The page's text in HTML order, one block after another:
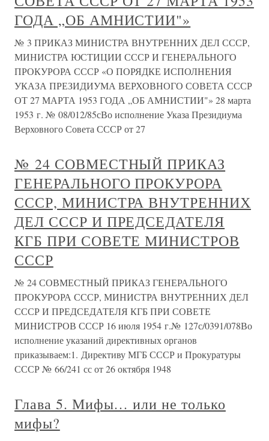
ГОДА „ОБ АМНИСТИИ"»
№ 3 ПРИКАЗ МИНИСТРА ВНУТРЕННИХ ДЕЛ СССР,
МИНИСТРА ЮСТИЦИИ СССР И ГЕНЕРАЛЬНОГО
ПРОКУРОРА СССР «О ПОРЯДКЕ ИСПОЛНЕНИЯ
УКАЗА ПРЕЗИДИУМА ВЕРХОВНОГО СОВЕТА СССР
ОТ 27 МАРТА 1953 ГОДА „ОБ АМНИСТИИ"» 28 марта
1953 г. № 08/012/85сВо исполнение Указа Президиума
Верховного Совета СССР от 27
№ 24 СОВМЕСТНЫЙ ПРИКАЗ
ГЕНЕРАЛЬНОГО ПРОКУРОРА
СССР, МИНИСТРА ВНУТРЕННИХ
ДЕЛ СССР И ПРЕДСЕДАТЕЛЯ
КГБ ПРИ СОВЕТЕ МИНИСТРОВ
СССР
№ 24 СОВМЕСТНЫЙ ПРИКАЗ ГЕНЕРАЛЬНОГО
ПРОКУРОРА СССР, МИНИСТРА ВНУТРЕННИХ ДЕЛ
СССР И ПРЕДСЕДАТЕЛЯ КГБ ПРИ СОВЕТЕ
МИНИСТРОВ СССР 16 июля 1954 г.№ 127с/0391/078Во
исполнение указаний директивных органов
приказываем:1. Директиву МГБ СССР и Прокуратуры
СССР № 66/241 сс от 26 октября 1948
Глава 5. Мифы… или не только
мифы?